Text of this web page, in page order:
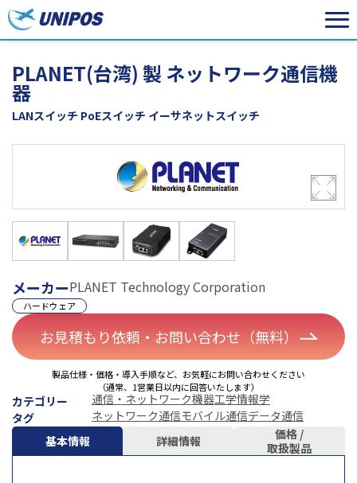
PLANET(台湾) 製 ネットワーク通信機
器
LANスイッチ PoEスイッチ イーサネットスイッチ
メーカーPLANET Technology Corporation
ハードウェア
お見積もり依頼・お問い合わせ（無料）
製品仕様・価格・導入手順など、お気軽にお問い合わせください
（通常、1営業日以内に回答いたします）
カテゴリー 通信・ネットワーク機器工学情報学
タグ
ネットワーク通信モバイル通信データ通信
基本情報
詳細情報
価格 /
取扱製品